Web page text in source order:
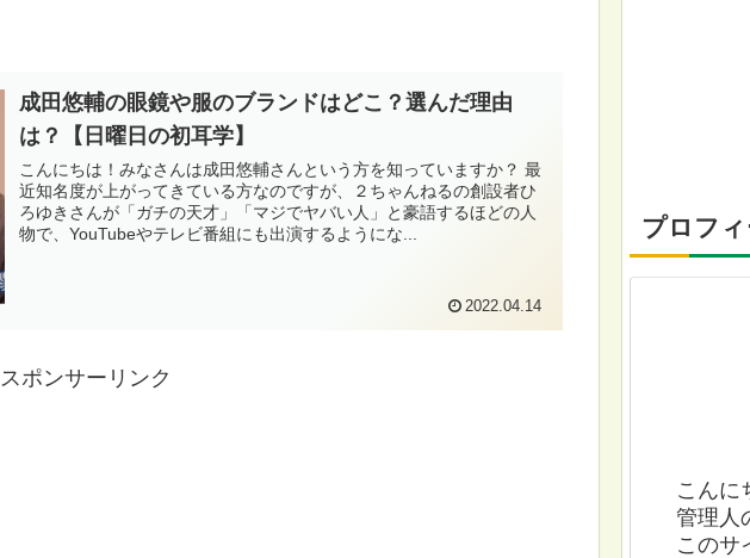
成田悠輔の眼鏡や服のブランドはどこ？選んだ理由
は？【日曜日の初耳学】
こんにちは！みなさんは成田悠輔さんという方を知っていますか？ 最
近知名度が上がってきている方なのですが、２ちゃんねるの創設者ひ
ろゆきさんが「ガチの天才」「マジでヤバい人」と豪語するほどの人
物で、YouTubeやテレビ番組にも出演するようにな...
2022.04.14
スポンサーリンク
プロフ
こんに
管理人
このサ